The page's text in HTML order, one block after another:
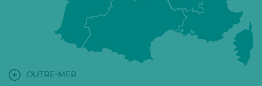
OUTRE-MER